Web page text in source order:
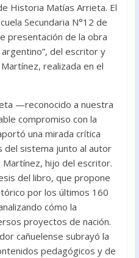
Historia Matías Arrieta. El
Secundaria N°12 de
presentación de la obra
argentino”, del escritor y
realizada en el
—reconocido a nuestra
compromiso con la
una mirada crítica
del sistema junto al autor
Martínez, hijo del escritor.
del libro, que propone
por los últimos 160
cómo la
proyectos de nación.
cañuelense subrayó la
pedagógicos y de